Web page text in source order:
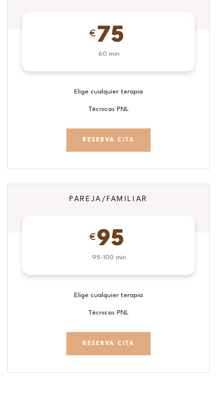
€ 75
60 min
Elige cualquier terapia
Técnicas PNL
RESERVA CITA
PAREJA/FAMILIAR
€ 95
95-100 min
Elige cualquier terapia
Técnicas PNL
RESERVA CITA